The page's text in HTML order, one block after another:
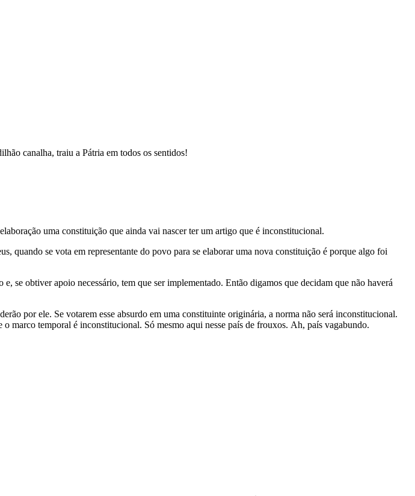
canalha, traiu a Pátria em todos os sentidos!
uma constituição que ainda vai nascer ter um artigo que é inconstitucional.
quando se vota em representante do povo para se elaborar uma nova constituição é porque algo foi
se obtiver apoio necessário, tem que ser implementado. Então digamos que decidam que não haverá
por ele. Se votarem esse absurdo em uma constituinte originária, a norma não será inconstitucional.
marco temporal é inconstitucional. Só mesmo aqui nesse país de frouxos. Ah, país vagabundo.